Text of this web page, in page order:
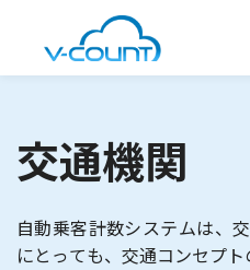
交通機関
自動乗客計数システムは、
にとっても、交通コンセプト